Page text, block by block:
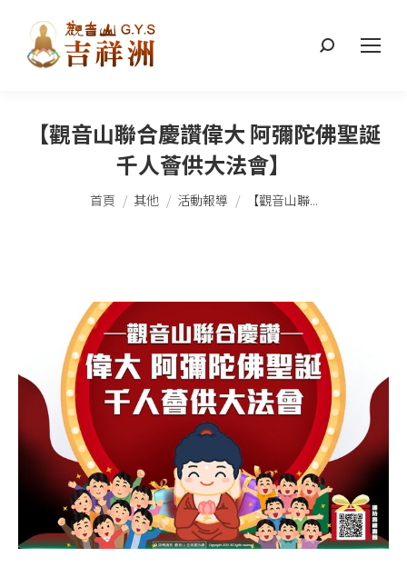
搜
【觀音山聯合慶讚偉大 阿彌陀佛聖誕
千人薈供大法會】
您在這裡：
首頁 其他 活動報導 【觀音山聯...